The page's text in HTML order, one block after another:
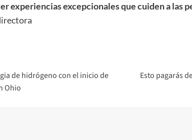
experiencias excepcionales que cuiden a las
de hidrógeno con el inicio de
Ohio
Esto pagarás